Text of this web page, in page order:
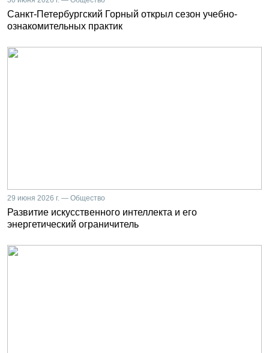
Санкт-Петербургский Горный открыл сезон учебно-
ознакомительных практик
29 июня 2026 г. — Общество
Развитие искусственного интеллекта и его
энергетический ограничитель